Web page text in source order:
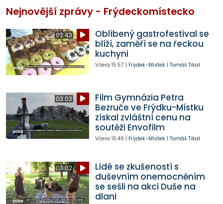
Nejnovější zprávy - Frýdeckomístecko
02:43
Oblíbený gastrofestival se
blíží, zaměří se na řeckou
kuchyni
Včera 15:57 | Frýdek-Místek| Tomáš Tikal
03:03
Film Gymnázia Petra
Bezruče ve Frýdku-Místku
získal zvláštní cenu na
soutěži Envofilm
Včera 15:49 | Frýdek-Místek| Tomáš Tikal
03:02
Lidé se zkušeností s
duševním onemocněním
se sešli na akci Duše na
dlani